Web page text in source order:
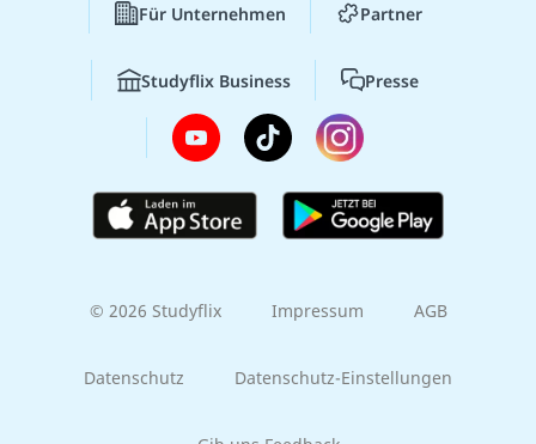
Für Unternehmen Partner
Studyflix Business Presse
© 2026 Studyflix Impressum AGB
Datenschutz Datenschutz-Einstellungen